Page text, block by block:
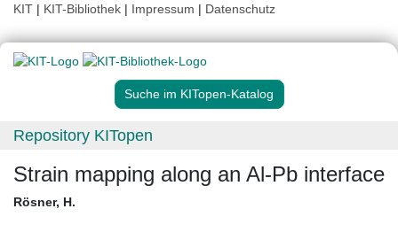
KIT | KIT-Bibliothek | Impressum | Datenschutz
Suche im KITopen-Katalog
Repository KITopen
Strain mapping along an Al-Pb interface
Rösner, H.